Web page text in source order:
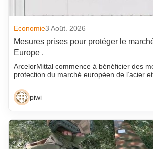
Economie3 Août. 2026
Mesures prises pour protéger le
Europe .
ArcelorMittal commence à bénéficier des
protection du marché européen de l’acier
piwi